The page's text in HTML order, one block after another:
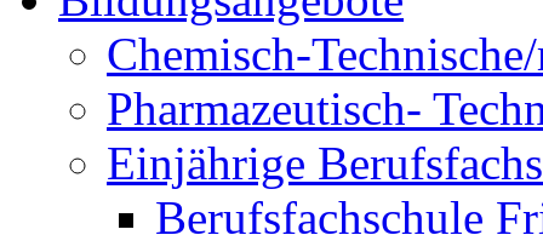
Chemisch-
Pharmazeutisch-
Einjährige
Berufsfachschule